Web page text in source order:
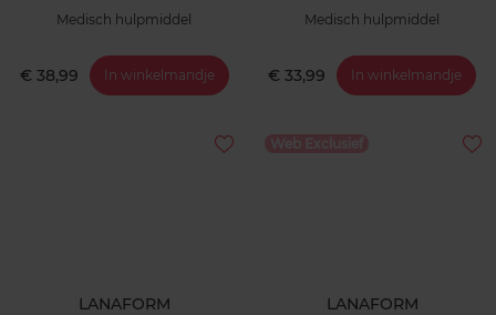
Medisch hulpmiddel
€ 38,99 In winkelmandje
Medisch hulpmiddel
€ 33,99 In winkelmandje
LANAFORM LANAFORM